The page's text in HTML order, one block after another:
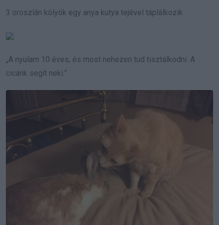
3 oroszlán kölyök egy anya kutya tejével táplálkozik
„A nyulam 10 éves, és most nehezen tud tisztálkodni. A
cicánk segít neki.”